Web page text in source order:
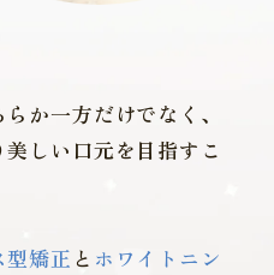
か一方だけでなく、
しい口元を目指すこ
型矯正 と ホワイトニン